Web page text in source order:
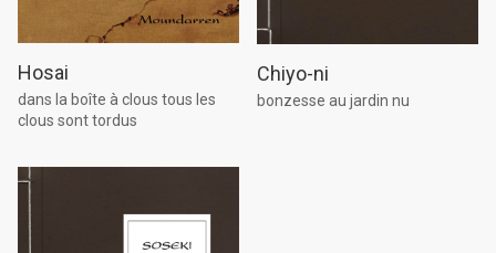
Hosai
dans la boîte à clous tous les
clous sont tordus
Chiyo-ni
bonzesse au jardin nu